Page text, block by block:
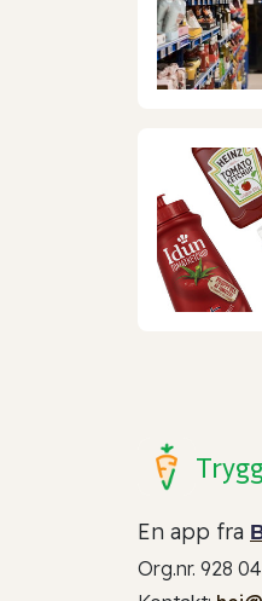
En app fra
Org.nr. 928